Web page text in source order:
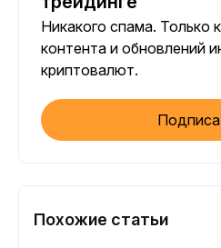
Никакого спама. Только
контента и обновлений
криптовалют.
Похожие статьи